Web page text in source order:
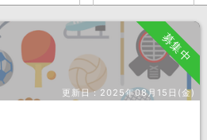
募集中
更新日： 2025年08月15日(金)